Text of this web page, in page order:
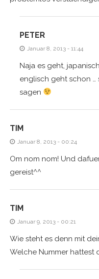
PETER
Januar 8, 2013 - 11:44
Naja es geht,
englisch geht schon
sagen
TIM
Januar 8, 2013 - 00:24
Om nom nom! Und
gereist^^
TIM
Januar 9, 2013 - 00:21
Wie steht es denn mit
Welche Nummer hattest